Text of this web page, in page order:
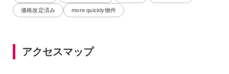
価格改定済み more quickly物件
アクセスマップ